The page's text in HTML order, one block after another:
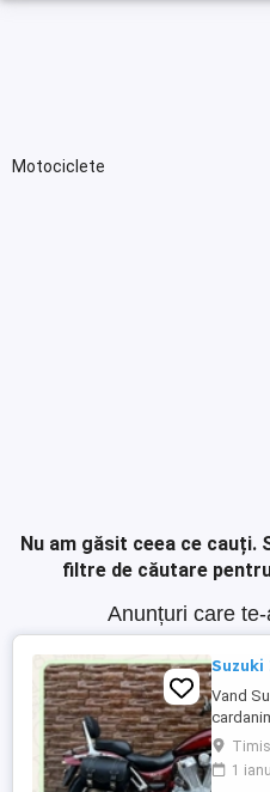
Motociclete
Nu am găsit ceea ce cauți.
filtre de căutare
Anunțuri care
Vand
la
diferenta
1